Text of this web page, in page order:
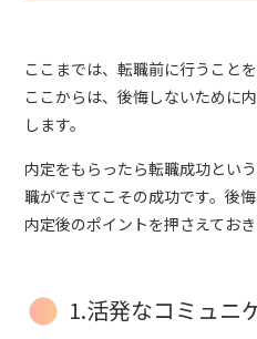
ここまでは、転職前に行うこと
ここからは、後悔しないために
します。
内定をもらったら転職成功とい
職ができてこその成功です。後
内定後のポイントを押さえておき
1.活発なコミュニ